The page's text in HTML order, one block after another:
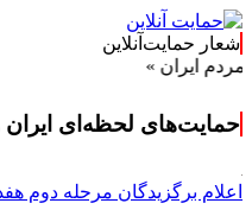
شعار حمایت‌آنلاین
»
حمایت‌های لحظه‌ای ایران
اعلام برگزیدگان مرحله دوم